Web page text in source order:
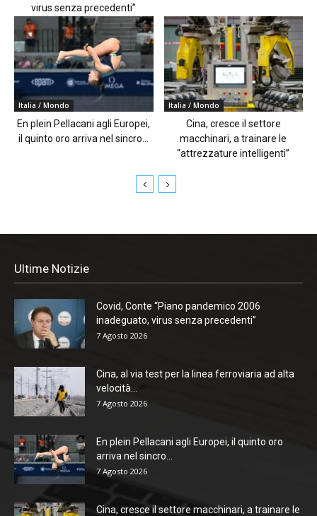
virus senza precedenti”
Italia / Mondo
En plein Pellacani agli Europei,
il quinto oro arriva nel sincro...
Italia / Mondo
Cina, cresce il settore
macchinari, a trainare le
“attrezzature intelligenti”
Ultime Notizie
Covid, Conte “Piano pandemico 2006
inadeguato, virus senza precedenti”
7 Agosto 2026
Cina, al via test per la linea ferroviaria ad alta
velocità...
7 Agosto 2026
En plein Pellacani agli Europei, il quinto oro
arriva nel sincro...
7 Agosto 2026
Cina, cresce il settore macchinari, a trainare le